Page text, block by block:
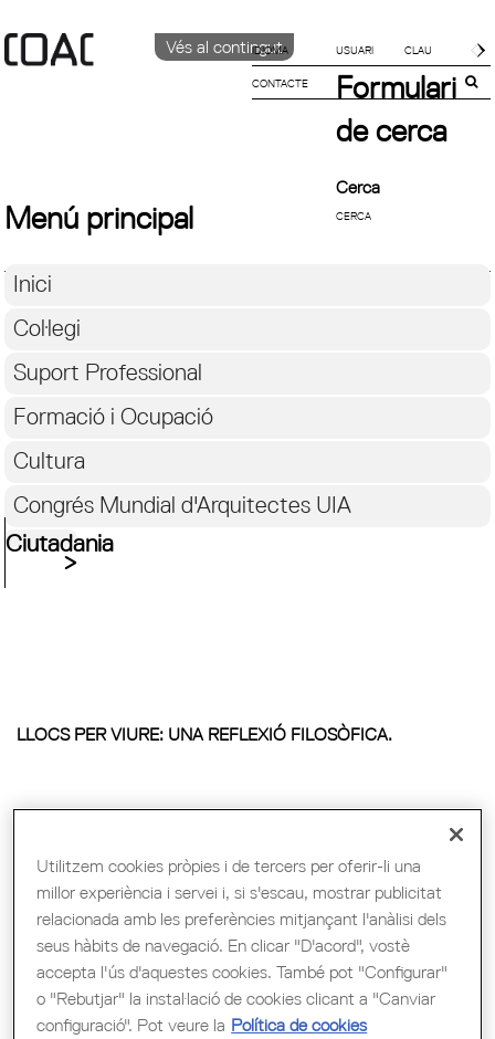
Vés al contingut
IDIOMA
CATALÀ
CONTACTE
Formulari
de cerca
Cerca
Menú principal
Inici
Col·legi
Suport Professional
Formació i Ocupació
Cultura
Congrés Mundial d'Arquitectes UIA
Ciutadania
LLOCS PER VIURE: UNA REFLEXIÓ FILOSÒFICA.
Utilitzem cookies pròpies i de tercers per oferir-li una
millor experiència i servei i, si s'escau, mostrar publicitat
relacionada amb les preferències mitjançant l'anàlisi dels
seus hàbits de navegació. En clicar "D'acord", vostè
accepta l'ús d'aquestes cookies. També pot "Configurar"
o "Rebutjar" la instal·lació de cookies clicant a "Canviar
configuració". Pot veure la Política de cookies